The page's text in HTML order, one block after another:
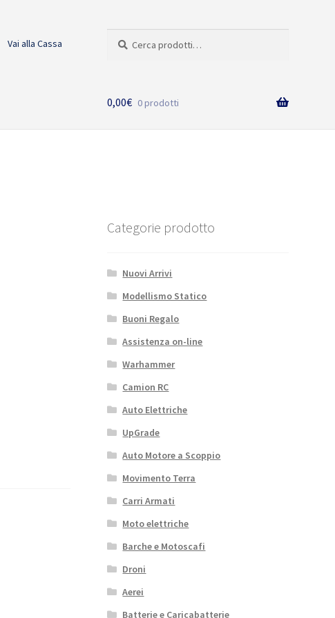
Vai alla Cassa
0,00€ 0 prodotti
Categorie prodotto
Nuovi Arrivi
Modellismo Statico
Buoni Regalo
Assistenza on-line
Warhammer
Camion RC
Auto Elettriche
UpGrade
Auto Motore a Scoppio
Movimento Terra
Carri Armati
Moto elettriche
Barche e Motoscafi
Droni
Aerei
Batterie e Caricabatterie